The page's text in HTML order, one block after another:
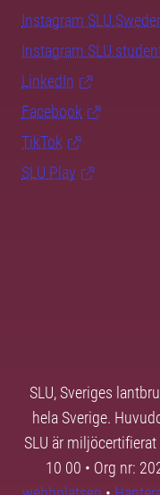
Instagram
Instagram
LinkedIn
Facebook
TikTok
SLU Play
SLU, Sveriges
hela Sverige.
SLU är
10 00 • Org nr: